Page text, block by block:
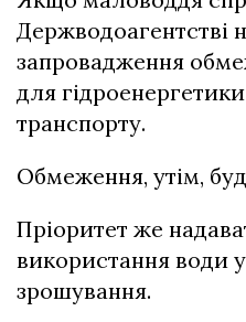
Держводоагентстві
запровадження
для
транспорту.
Обмеження, утім,
Пріоритет же
використання води
зрошування.